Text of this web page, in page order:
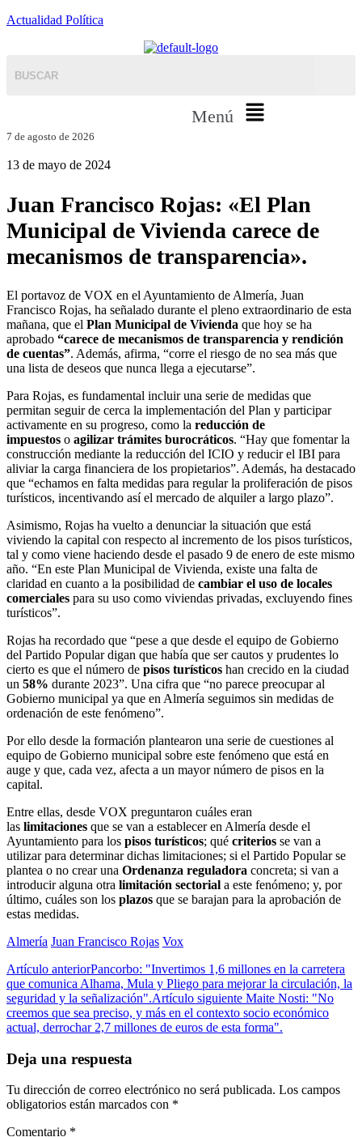
Actualidad Política
Menú
7 de agosto de 2026
13 de mayo de 2024
Juan Francisco Rojas: «El Plan
Municipal de Vivienda carece de
mecanismos de transparencia».
El portavoz de VOX en el Ayuntamiento de Almería, Juan
Francisco Rojas, ha señalado durante el pleno extraordinario de esta
mañana, que el Plan Municipal de Vivienda que hoy se ha
aprobado “carece de mecanismos de transparencia y rendición
de cuentas”. Además, afirma, “corre el riesgo de no sea más que
una lista de deseos que nunca llega a ejecutarse”.
Para Rojas, es fundamental incluir una serie de medidas que
permitan seguir de cerca la implementación del Plan y participar
activamente en su progreso, como la reducción de
impuestos o agilizar trámites burocráticos. “Hay que fomentar la
construcción mediante la reducción del ICIO y reducir el IBI para
aliviar la carga financiera de los propietarios”. Además, ha destacado
que “echamos en falta medidas para regular la proliferación de pisos
turísticos, incentivando así el mercado de alquiler a largo plazo”.
Asimismo, Rojas ha vuelto a denunciar la situación que está
viviendo la capital con respecto al incremento de los pisos turísticos,
tal y como viene haciendo desde el pasado 9 de enero de este mismo
año. “En este Plan Municipal de Vivienda, existe una falta de
claridad en cuanto a la posibilidad de cambiar el uso de locales
comerciales para su uso como viviendas privadas, excluyendo fines
turísticos”.
Rojas ha recordado que “pese a que desde el equipo de Gobierno
del Partido Popular digan que había que ser cautos y prudentes lo
cierto es que el número de pisos turísticos han crecido en la ciudad
un 58% durante 2023”. Una cifra que “no parece preocupar al
Gobierno municipal ya que en Almería seguimos sin medidas de
ordenación de este fenómeno”.
Por ello desde la formación plantearon una serie de cuestiones al
equipo de Gobierno municipal sobre este fenómeno que está en
auge y que, cada vez, afecta a un mayor número de pisos en la
capital.
Entre ellas, desde VOX preguntaron cuáles eran
las limitaciones que se van a establecer en Almería desde el
Ayuntamiento para los pisos turísticos; qué criterios se van a
utilizar para determinar dichas limitaciones; si el Partido Popular se
plantea o no crear una Ordenanza reguladora concreta; si van a
introducir alguna otra limitación sectorial a este fenómeno; y, por
último, cuáles son los plazos que se barajan para la aprobación de
estas medidas.
Almería Juan Francisco Rojas Vox
Artículo anteriorPancorbo: "Invertimos 1,6 millones en la carretera
que comunica Alhama, Mula y Pliego para mejorar la circulación, la
seguridad y la señalización".Artículo siguiente Maite Nosti: "No
creemos que sea preciso, y más en el contexto socio económico
actual, derrochar 2,7 millones de euros de esta forma".
Deja una respuesta
Tu dirección de correo electrónico no será publicada. Los campos
obligatorios están marcados con *
Comentario *